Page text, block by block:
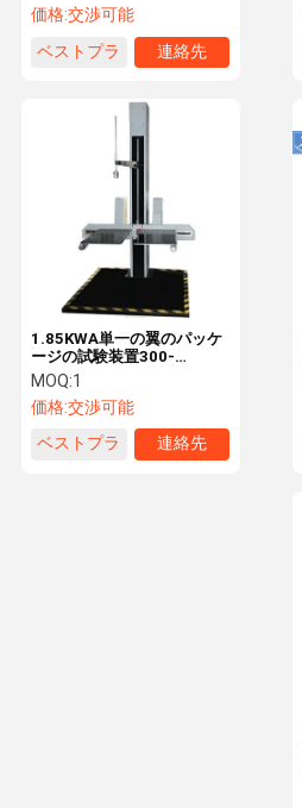
真空の乾燥オーブン
紫外線加速された風化のテスター
環境試験室
引張試験機
万能試験機
ゴム試験装置
塩水噴霧試験室
パッケージの試験装置
ペーパー テストの器械
価格:交渉可能
ベストプラ
連絡先
1.85KWA単一の翼のパッケ
ージの試験装置300-
1500mmの低下の高さ
MOQ:1
価格:交渉可能
ベストプラ
連絡先